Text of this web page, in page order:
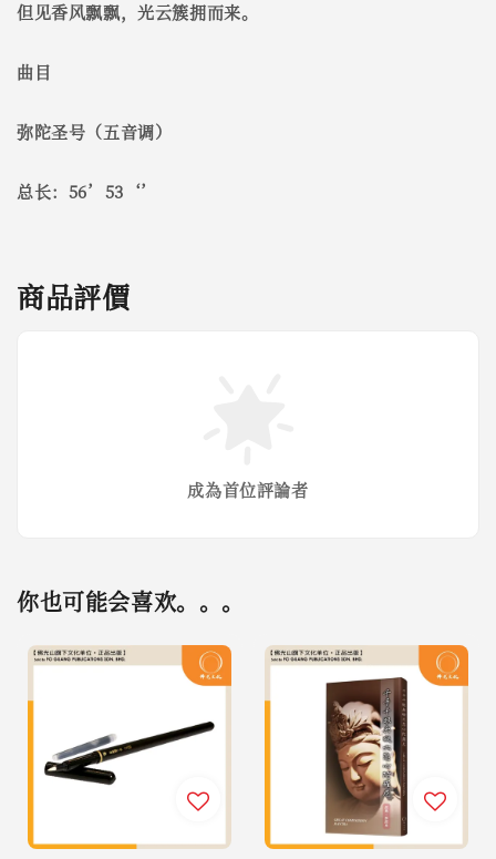
但见香风飘飘，光云簇拥而来。
曲目
弥陀圣号（五音调）
总长：56’53‘’
商品評價
成為首位評論者
你也可能会喜欢。。。